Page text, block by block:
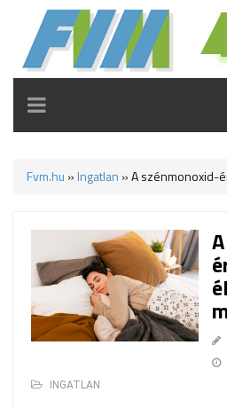
TOGGLE
NAVIGATION
Fvm.hu » Ingatlan »A szénmonoxid-
INGATLAN